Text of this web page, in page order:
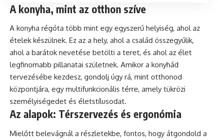
A konyha, mint az otthon szíve
A konyha régóta több mint egy egyszerű helyiség, ahol az
ételek készülnek. Ez az a hely, ahol a család összegyűlik,
ahol a barátok nevetése betölti a teret, és ahol az élet
legfinomabb pillanatai születnek. Amikor a konyhád
tervezésébe kezdesz, gondolj úgy rá, mint otthonod
központjára, egy multifunkcionális térre, amely tükrözi
személyiségedet és életstílusodat.
Az alapok: Térszervezés és ergonómia
Mielőtt belevágnál a részletekbe, fontos, hogy átgondold a